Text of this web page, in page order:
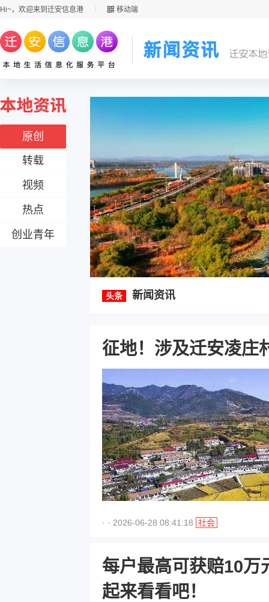
Hi~，欢迎来到迁安信息港 移动端
原创
转载
视频
热点
创业青年
头条 新闻资讯
征地！涉及迁安凌
· · 2026-06-28 08:41:18 社会
每户最高可获赔10万
起来看看吧！